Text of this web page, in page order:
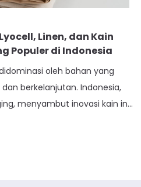
Linen, dan Kain
Populer di Indonesia
oleh bahan yang
berkelanjutan. Indonesia,
menyambut inovasi kain ini,
ini melampaui tren musiman,